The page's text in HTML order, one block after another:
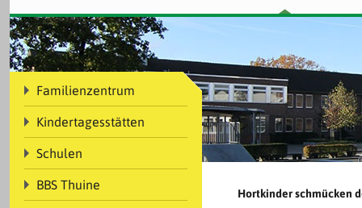
Familienzentrum
Kindertagesstätten
Schulen
BBS Thuine
Hortkinder schmücken